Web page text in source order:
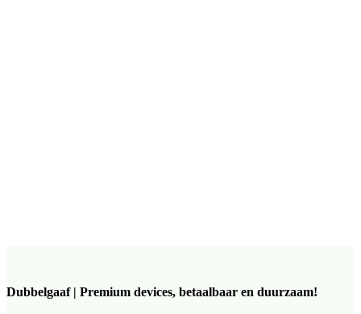
Dubbelgaaf | Premium devices, betaalbaar en duurzaam!